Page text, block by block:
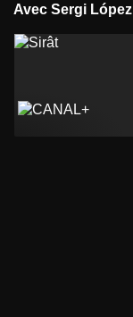
Avec Sergi López